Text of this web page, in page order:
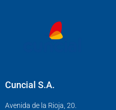
Cuncial S.A.
Avenida de la Rioja, 20.